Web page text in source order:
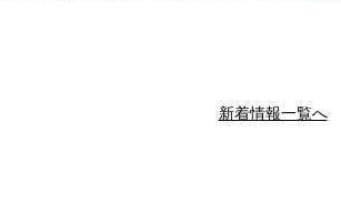
新着情報一覧へ